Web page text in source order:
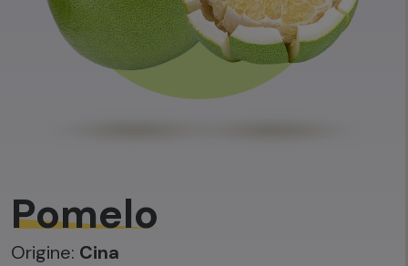
Pomelo
Origine: Cina